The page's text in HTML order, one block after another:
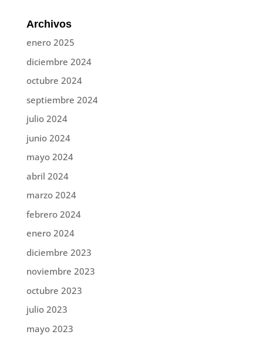
Archivos
enero 2025
diciembre 2024
octubre 2024
septiembre 2024
julio 2024
junio 2024
mayo 2024
abril 2024
marzo 2024
febrero 2024
enero 2024
diciembre 2023
noviembre 2023
octubre 2023
julio 2023
mayo 2023